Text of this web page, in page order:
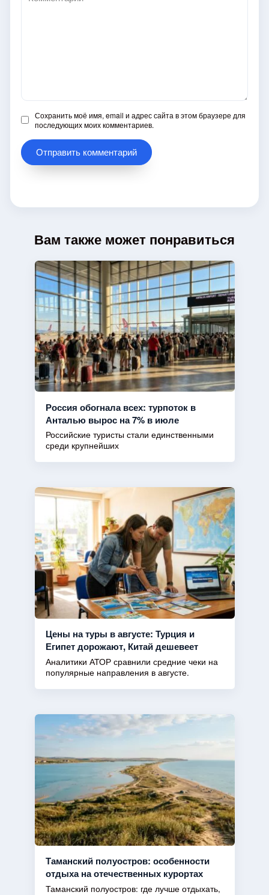
Сохранить моё имя, email и адрес сайта в этом браузере для
последующих моих комментариев.
Вам также может понравиться
Россия обогнала всех: турпоток в
Анталью вырос на 7% в июле
Российские туристы стали единственными
среди крупнейших
Цены на туры в августе: Турция и
Египет дорожают, Китай дешевеет
Аналитики АТОР сравнили средние чеки на
популярные направления в августе.
Таманский полуостров: особенности
отдыха на отечественных курортах
Таманский полуостров: где лучше отдыхать,